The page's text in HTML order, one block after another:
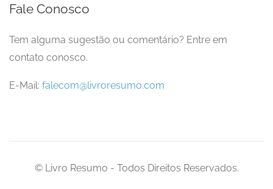
Fale Conosco
Tem alguma sugestão ou comentário? Entre em
contato conosco.
E-Mail: falecom@livroresumo.com
© Livro Resumo - Todos Direitos Reservados.